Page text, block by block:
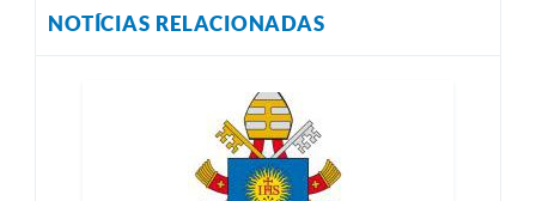
NOTÍCIAS RELACIONADAS